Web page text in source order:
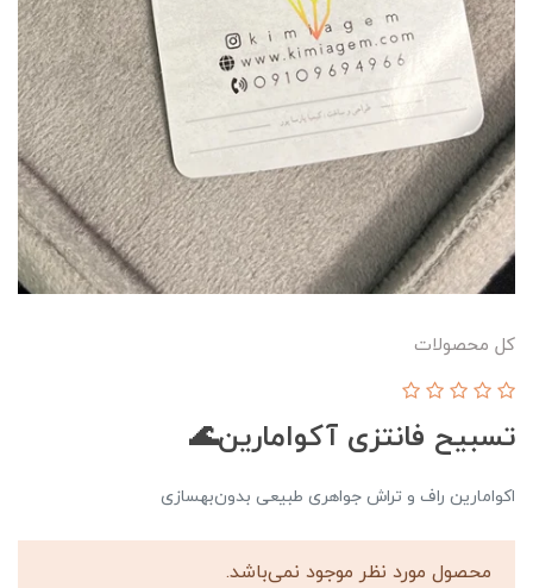
کل محصولات
تسبیح فانتزی آکوامارین🌊
اکوامارین راف و تراش جواهری طبیعی بدون‌بهسازی
محصول مورد نظر موجود نمی‌باشد.